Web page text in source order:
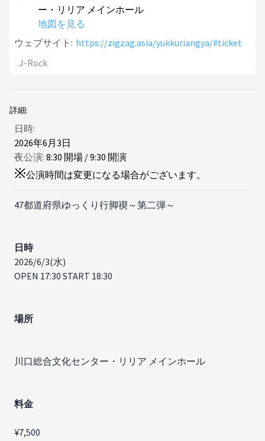
ー・リリア メインホール
地図を見る
ウェブサイト: https://zigzag.asia/yukkuriangya/#ticket
J-Rock
詳細:
日時:
2026年6月3日
夜公演: 8:30 開場 /9:30 開演
※公演時間は変更になる場合がございます。
47都道府県ゆっくり行脚禊～第二弾～
日時
2026/6/3(水)
OPEN 17:30 START 18:30
場所
川口総合文化センター・リリア メインホール
料金
¥7,500